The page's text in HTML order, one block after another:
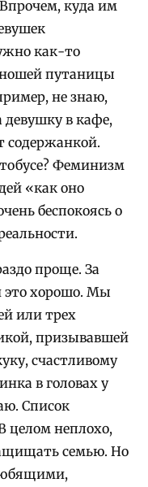
куда им
как-то
путаницы
не знаю,
девушку в кафе,
содержанкой.
Феминизм
«как оно
беспокоясь о
проще. За
это хорошо. Мы
или трех
призывавшей
счастливому
в головах у
Список
целом неплохо,
семью. Но